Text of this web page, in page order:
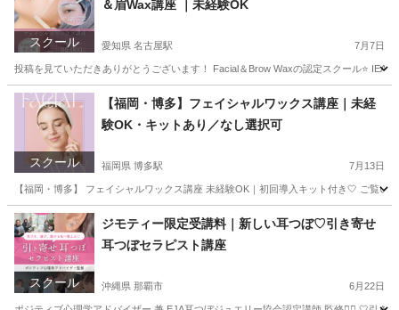
スクール
＆眉Wax講座 ｜未経験OK
愛知県 名古屋駅 7月7日
投稿を見ていただきありがとうございます！ Facial＆Brow Waxの認定スクール⭐️ IEA
愛知 名古屋市 名古屋駅
スクール
【福岡・博多】フェイシャルワックス講座｜未経
験OK・キットあり／なし選択可
福岡県 博多駅 7月13日
【福岡・博多】 フェイシャルワックス講座 未経験OK｜初回導入キット付き🤍 ご覧
福岡 福岡市 その他 フェイシャル
スクール
ジモティー限定受講料｜新しい耳つぼ♡引き寄せ
耳つぼセラピスト講座
沖縄県 那覇市 6月22日